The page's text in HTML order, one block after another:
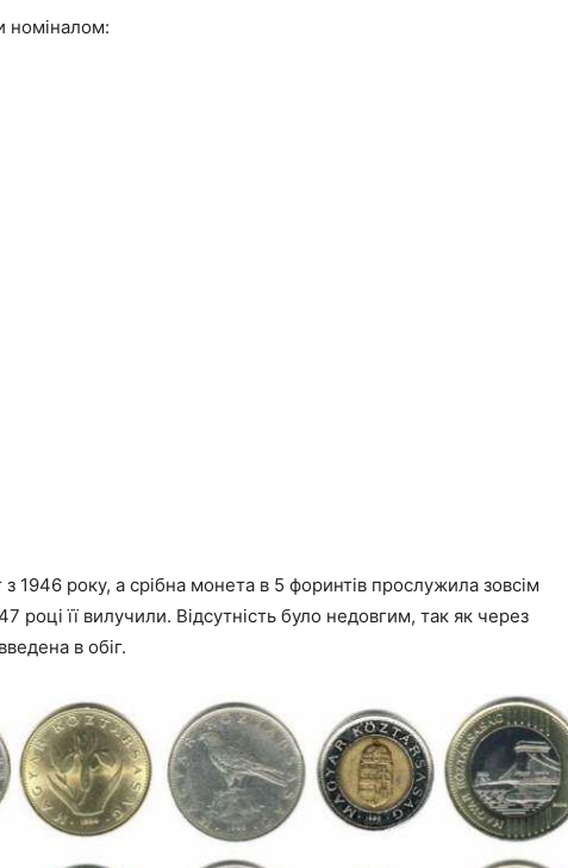
номіналом:
1946 року, а срібна монета в 5 форинтів прослужила зовсім
році її вилучили. Відсутність було недовгим, так як через
в обіг.